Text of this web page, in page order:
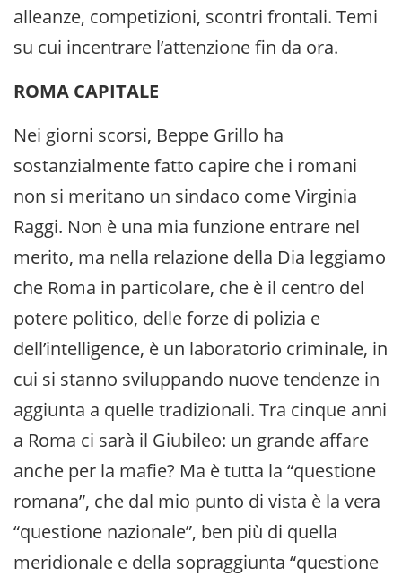
alleanze, competizioni, scontri frontali. Temi
su cui incentrare l’attenzione fin da ora.
ROMA CAPITALE
Nei giorni scorsi, Beppe Grillo ha
sostanzialmente fatto capire che i romani
non si meritano un sindaco come Virginia
Raggi. Non è una mia funzione entrare nel
merito, ma nella relazione della Dia leggiamo
che Roma in particolare, che è il centro del
potere politico, delle forze di polizia e
dell’intelligence, è un laboratorio criminale, in
cui si stanno sviluppando nuove tendenze in
aggiunta a quelle tradizionali. Tra cinque anni
a Roma ci sarà il Giubileo: un grande affare
anche per la mafie? Ma è tutta la “questione
romana”, che dal mio punto di vista è la vera
“questione nazionale”, ben più di quella
meridionale e della sopraggiunta “questione